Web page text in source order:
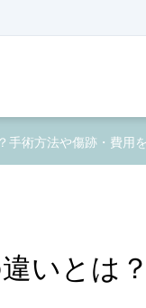
手術方法や傷跡・費用
いとは